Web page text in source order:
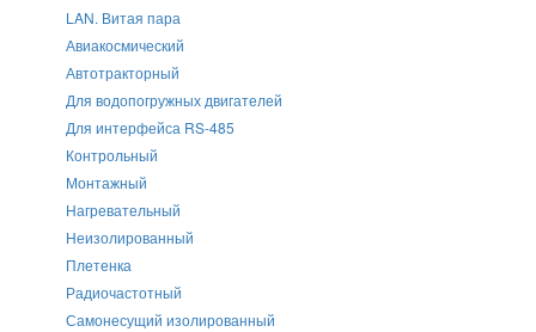
LAN. Витая пара
Авиакосмический
Автотракторный
Для водопогружных двигателей
Для интерфейса RS-485
Контрольный
Монтажный
Нагревательный
Неизолированный
Плетенка
Радиочастотный
Самонесущий изолированный